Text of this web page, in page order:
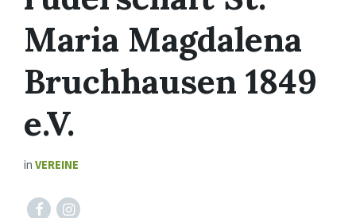
Maria Magdalena
Bruchhausen 1849
e.V.
in VEREINE
FacebookInstagram